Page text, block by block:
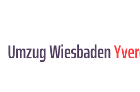
Umzug Wiesbaden